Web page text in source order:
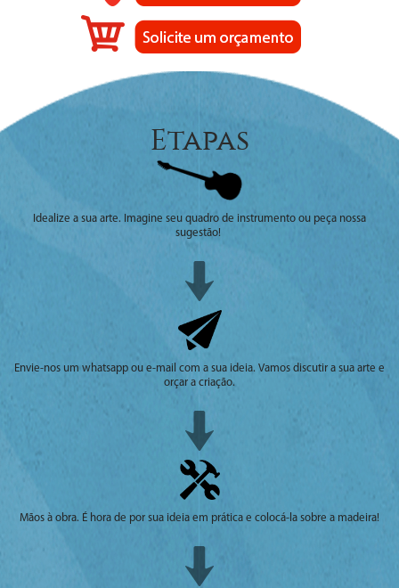
Etapas
Idealize a sua arte. Imagine seu quadro de instrumento ou peça nossa
sugestão!
Envie-nos um whatsapp ou e-mail com a sua ideia. Vamos discutir a sua arte e
orçar a criação.
Mãos à obra. É hora de por sua ideia em prática e colocá-la sobre a madeira!